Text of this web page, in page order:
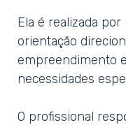
Ela é realizada
orientação
empreendimento
necessidades
O profissional